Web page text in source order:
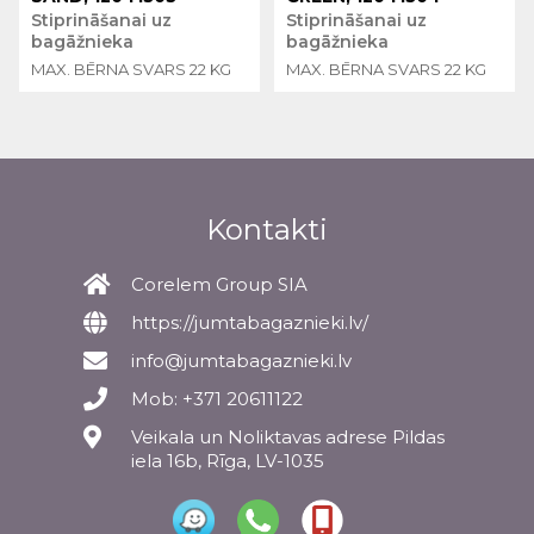
Stiprināšanai uz
bagāžnieka
MAX. BĒRNA SVARS 22 KG
Stiprināšanai uz
bagāžnieka
MAX. BĒRNA SVARS 22 KG
Kontakti
Corelem Group SIA
https://jumtabagaznieki.lv/
info@jumtabagaznieki.lv
Mob: +371 20611122
Veikala un Noliktavas adrese Pildas
iela 16b, Rīga, LV-1035